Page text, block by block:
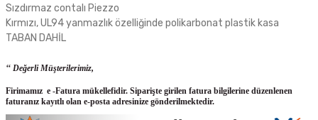
Sızdırmaz contalı Piezzo
Kırmızı, UL94 yanmazlık özelliğinde polikarbonat plastik kasa
TABAN DAHİL
‘‘ Değerli Müşterilerimiz,
Firimamız e -Fatura mükellefidir. Siparişte girilen fatura bilgilerine düzenlenen
faturanız kayıtlı olan e-posta adresinize gönderilmektedir.